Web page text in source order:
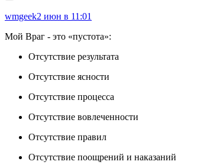
wmgeek2 июн в 11:01
Мой Враг - это «пустота»:
Отсутствие результата
Отсутствие ясности
Отсутствие процесса
Отсутствие вовлеченности
Отсутствие правил
Отсутствие поощрений и наказаний